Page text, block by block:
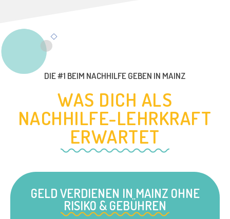
DIE #1 BEIM NACHHILFE GEBEN IN MAINZ
WAS DICH ALS
NACHHILFE-LEHRKRAFT
ERWARTET
GELD VERDIENEN IN MAINZ OHNE
RISIKO & GEBÜHREN